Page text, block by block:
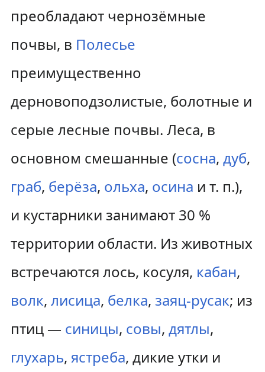
преобладают чернозёмные
почвы, в Полесье
преимущественно
дерновоподзолистые, болотные и
серые лесные почвы. Леса, в
основном смешанные (сосна, дуб,
граб, берёза, ольха, осина и т. п.),
и кустарники занимают 30 %
территории области. Из животных
встречаются лось, косуля, кабан,
волк, лисица, белка, заяц-русак; из
птиц — синицы, совы, дятлы,
глухарь, ястреба, дикие утки и